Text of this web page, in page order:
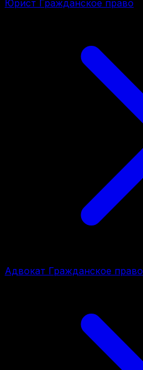
Юрист Гражданское право
Адвокат Гражданское право